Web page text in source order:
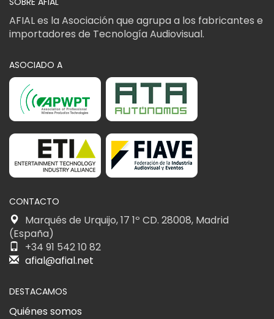
AFIAL es la Asociación que agrupa a los fabricantes e
importadores de Tecnología Audiovisual.
ASOCIADO A
CONTACTO
Marqués de Urquijo, 17 1º CD. 28008, Madrid
(España)
+34 91 542 10 82
afial@afial.net
DESTACAMOS
Quiénes somos